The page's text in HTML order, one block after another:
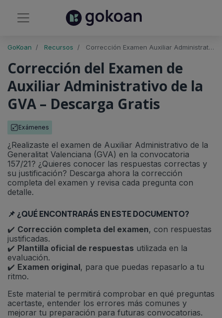
GoKoan Recursos Corrección Examen Auxiliar Administrativo de la GVA (Convocatoria 157/21)
Corrección del Examen de
Auxiliar Administrativo de la
GVA – Descarga Gratis
Exámenes
¿Realizaste el examen de Auxiliar Administrativo de la
Generalitat Valenciana (GVA) en la convocatoria
157/21? ¿Quieres conocer las respuestas correctas y
su justificación? Descarga ahora la corrección
completa del examen y revisa cada pregunta con
detalle.
📌 ¿QUÉ ENCONTRARÁS EN ESTE DOCUMENTO?
✔️ Corrección completa del examen, con respuestas
justificadas.
✔️ Plantilla oficial de respuestas utilizada en la
evaluación.
✔️ Examen original, para que puedas repasarlo a tu
ritmo.
Este material te permitirá comprobar en qué preguntas
acertaste, entender los errores más comunes y
mejorar tu preparación para futuras convocatorias.